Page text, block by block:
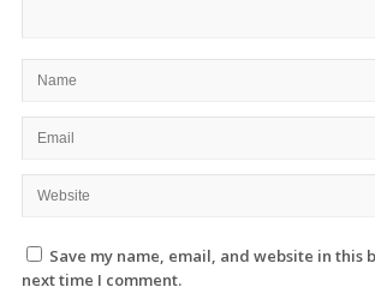
Save my name, email, and website in this
next time I comment.